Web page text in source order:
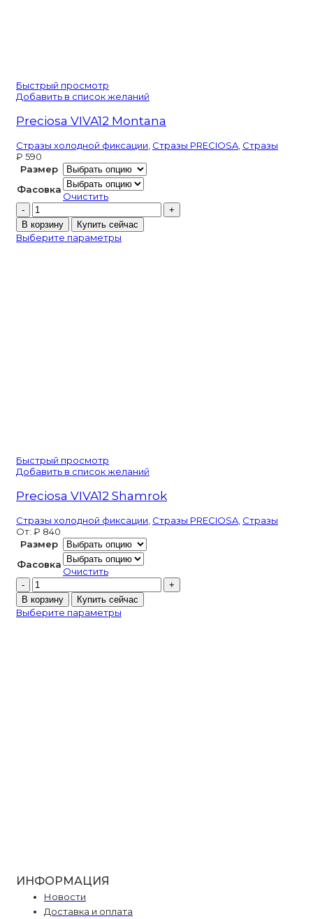
Быстрый просмотр
Добавить в список желаний
Preciosa VIVA12 Montana
Стразы холодной фиксации Стразы PRECIOSA Стразы
₽ 590
Размер
Фасовка
Очистить
Количество
товара
Preciosa
VIVA12
В корзину Купить сейчас
Выберите параметры
Быстрый просмотр
Добавить в список желаний
Preciosa VIVA12 Shamrok
Стразы холодной фиксации Стразы PRECIOSA Стразы
От: ₽ 840
Размер
Фасовка
Очистить
Количество
товара
Preciosa
VIVA12
В корзину Купить сейчас
Выберите параметры
ИНФОРМАЦИЯ
Новости
Доставка и оплата